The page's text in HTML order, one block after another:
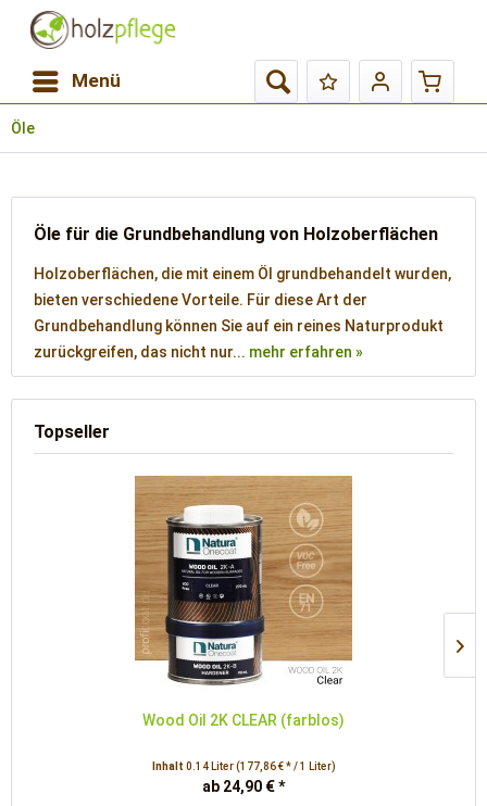
Menü
Öle
Öle für die Grundbehandlung von Holzoberflächen
Holzoberflächen, die mit einem Öl grundbehandelt wurden,
bieten verschiedene Vorteile. Für diese Art der
Grundbehandlung können Sie auf ein reines Naturprodukt
zurückgreifen, das nicht nur... mehr erfahren »
Topseller
Wood Oil 2K CLEAR (farblos)
Inhalt 0.14 Liter(177,86 € * / 1 Liter)
ab 24,90 € *